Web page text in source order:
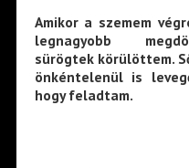
Amikor a szemem
legnagyobb
sürögtek körülöttem.
önkéntelenül is
hogy feladtam.